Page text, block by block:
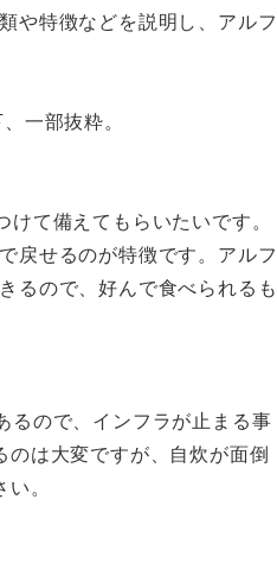
や特徴などを説明し、アルフ
一部抜粋。
て備えてもらいたいです。
戻せるのが特徴です。アルフ
るので、好んで食べられるも
るので、インフラが止まる事
は大変ですが、自炊が面倒
。